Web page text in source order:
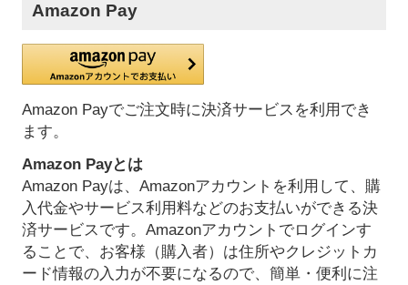
Amazon Pay
Amazon Payでご注文時に決済サービスを利用でき
ます。
Amazon Payとは
Amazon Payは、Amazonアカウントを利用して、購
入代金やサービス利用料などのお支払いができる決
済サービスです。Amazonアカウントでログインす
ることで、お客様（購入者）は住所やクレジットカ
ード情報の入力が不要になるので、簡単・便利に注